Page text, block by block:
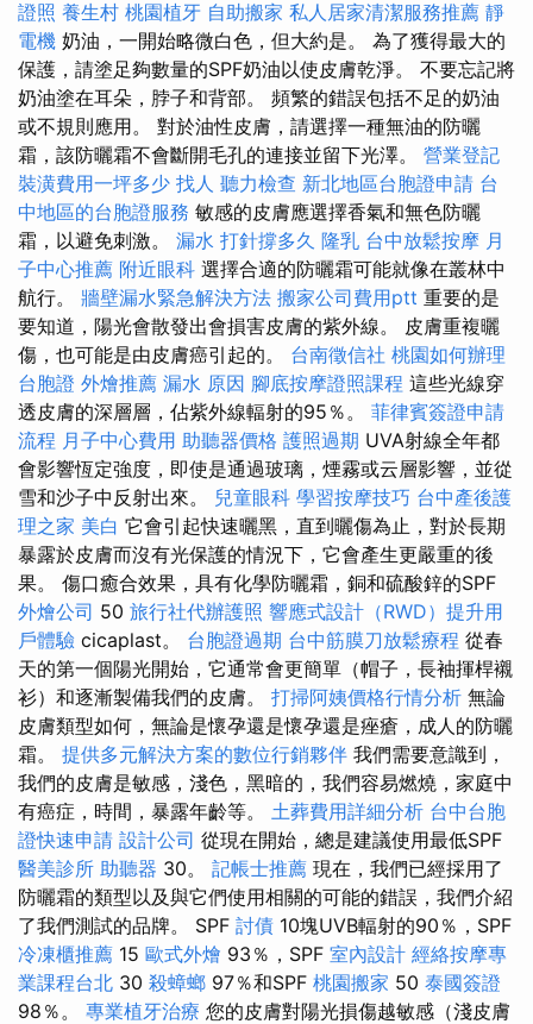
證照 養生村 桃園植牙 自助搬家 私人居家清潔服務推薦 靜
電機 奶油，一開始略微白色，但大約是。 為了獲得最大的
保護，請塗足夠數量的SPF奶油以使皮膚乾淨。 不要忘記將
奶油塗在耳朵，脖子和背部。 頻繁的錯誤包括不足的奶油
或不規則應用。 對於油性皮膚，請選擇一種無油的防曬
霜，該防曬霜不會斷開毛孔的連接並留下光澤。 營業登記
裝潢費用一坪多少 找人 聽力檢查 新北地區台胞證申請 台
中地區的台胞證服務 敏感的皮膚應選擇香氣和無色防曬
霜，以避免刺激。 漏水 打針撐多久 隆乳 台中放鬆按摩 月
子中心推薦 附近眼科 選擇合適的防曬霜可能就像在叢林中
航行。 牆壁漏水緊急解決方法 搬家公司費用ptt 重要的是
要知道，陽光會散發出會損害皮膚的紫外線。 皮膚重複曬
傷，也可能是由皮膚癌引起的。 台南徵信社 桃園如何辦理
台胞證 外燴推薦 漏水 原因 腳底按摩證照課程 這些光線穿
透皮膚的深層層，佔紫外線輻射的95％。 菲律賓簽證申請
流程 月子中心費用 助聽器價格 護照過期 UVA射線全年都
會影響恆定強度，即使是通過玻璃，煙霧或云層影響，並從
雪和沙子中反射出來。 兒童眼科 學習按摩技巧 台中產後護
理之家 美白 它會引起快速曬黑，直到曬傷為止，對於長期
暴露於皮膚而沒有光保護的情況下，它會產生更嚴重的後
果。 傷口癒合效果，具有化學防曬霜，銅和硫酸鋅的SPF
外燴公司 50 旅行社代辦護照 響應式設計（RWD）提升用
戶體驗 cicaplast。 台胞證過期 台中筋膜刀放鬆療程 從春
天的第一個陽光開始，它通常會更簡單（帽子，長袖揮桿襯
衫）和逐漸製備我們的皮膚。 打掃阿姨價格行情分析 無論
皮膚類型如何，無論是懷孕還是懷孕還是痤瘡，成人的防曬
霜。 提供多元解決方案的數位行銷夥伴 我們需要意識到，
我們的皮膚是敏感，淺色，黑暗的，我們容易燃燒，家庭中
有癌症，時間，暴露年齡等。 土葬費用詳細分析 台中台胞
證快速申請 設計公司 從現在開始，總是建議使用最低SPF
醫美診所 助聽器 30。 記帳士推薦 現在，我們已經採用了
防曬霜的類型以及與它們使用相關的可能的錯誤，我們介紹
了我們測試的品牌。 SPF 討債 10塊UVB輻射的90％，SPF
冷凍櫃推薦 15 歐式外燴 93％，SPF 室內設計 經絡按摩專
業課程台北 30 殺蟑螂 97％和SPF 桃園搬家 50 泰國簽證
98％。 專業植牙治療 您的皮膚對陽光損傷越敏感（淺皮膚